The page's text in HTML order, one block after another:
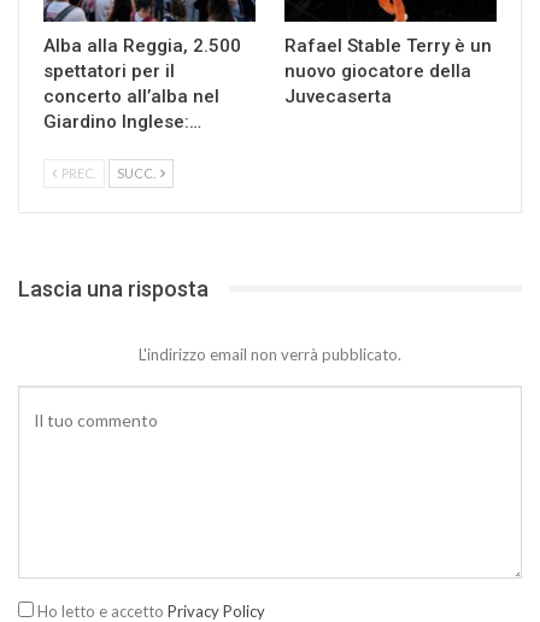
Alba alla Reggia, 2.500
spettatori per il
concerto all’alba nel
Giardino Inglese:…
Rafael Stable Terry è un
nuovo giocatore della
Juvecaserta
PREC. SUCC.
Lascia una risposta
L'indirizzo email non verrà pubblicato.
Ho letto e accetto Privacy Policy